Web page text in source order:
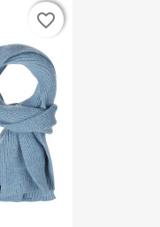
favorite_border
favorite_border